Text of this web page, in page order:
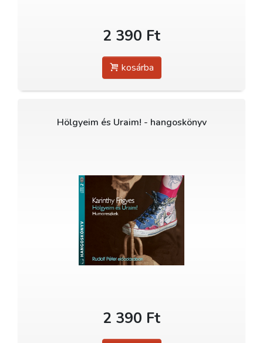
2 390 Ft
kosárba
Hölgyeim és Uraim! - hangoskönyv
2 390 Ft